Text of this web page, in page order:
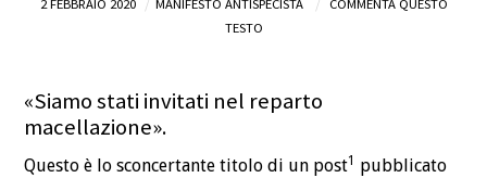
2 FEBBRAIO 2020 MANIFESTO ANTISPECISTA
COMMENTA QUESTO
TESTO
«Siamo stati invitati nel reparto
macellazione».
Questo è lo sconcertante titolo di un post1
pubblicato